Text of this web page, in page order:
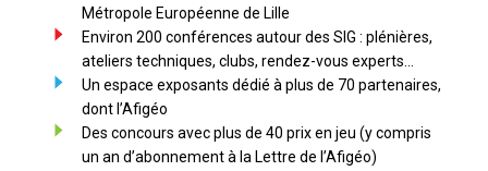
Métropole Européenne de Lille
Environ 200 conférences autour des SIG : plénières,
ateliers techniques, clubs, rendez-vous experts…
Un espace exposants dédié à plus de 70 partenaires,
dont l’Afigéo
Des concours avec plus de 40 prix en jeu (y compris
un an d’abonnement à la Lettre de l’Afigéo)